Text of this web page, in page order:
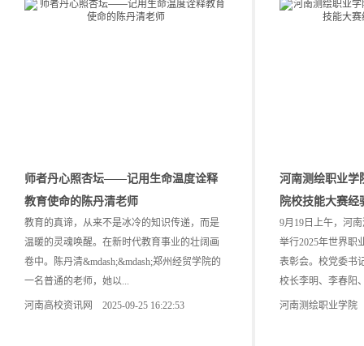
师者丹心照杏坛——记用生命温度诠释
教育使命的陈丹清老师
教育的真谛，从来不是冰冷的知识传递，而是
温暖的灵魂唤醒。在新时代教育事业的壮阔画
卷中。陈丹清&mdash;&mdash;郑州经贸学院的
一名普通的老师，她以...
河南高校资讯网 2025-09-25 16:22:53
河南测绘职业学
院校技能大赛经
9月19日上午，河
举行2025年世界职
表彰会。校党委书
校长李明、李春阳
河南测绘职业学院